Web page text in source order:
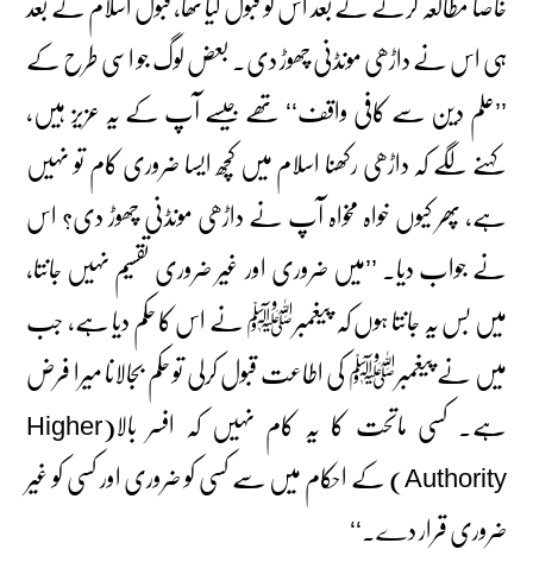
ہی اس نے داڑھی مونڈنی چھوڑ دی۔ بعض لوگ جو اسی طرح کے
’’علم دین سے کافی واقف‘‘ تھے جیسے آپ کے یہ عزیز ہیں،
کہنے لگے کہ داڑھی رکھنا اسلام میں کچھ ایسا ضروری کام تو نہیں
ہے، پھر کیوں خواہ مخواہ آپ نے داڑھی مونڈنی چھوڑ دی؟ اس
نے جواب دیا۔ ’’میں ضروری اور غیر ضروری تقسیم نہیں جانتا،
میں بس یہ جانتا ہوں کہ پیغمبرﷺ نے اس کا حکم دیا ہے، جب
میں نے پیغمبرﷺ کی اطاعت قبول کرلی تو حکم بجالانا میرا فرض
ہے۔ کسی ماتحت کا یہ کام نہیں کہ افسر بالا(Higher
Authority) کے احکام میں سے کسی کو ضروری اور کسی کو غیر
ضروری قرار دے۔‘‘